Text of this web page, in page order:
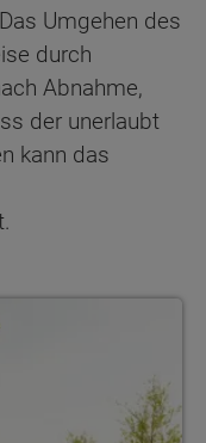
Umgehen des
durch
Abnahme,
der unerlaubt
kann das